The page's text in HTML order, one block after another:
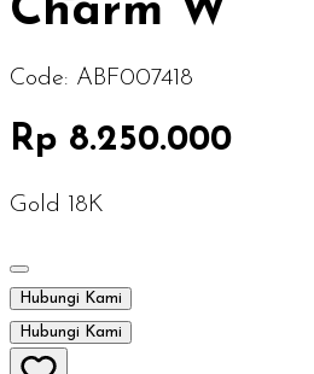
Charm W
Code: ABF007418
Rp 8.250.000
Gold 18K
Hubungi Kami
Hubungi Kami